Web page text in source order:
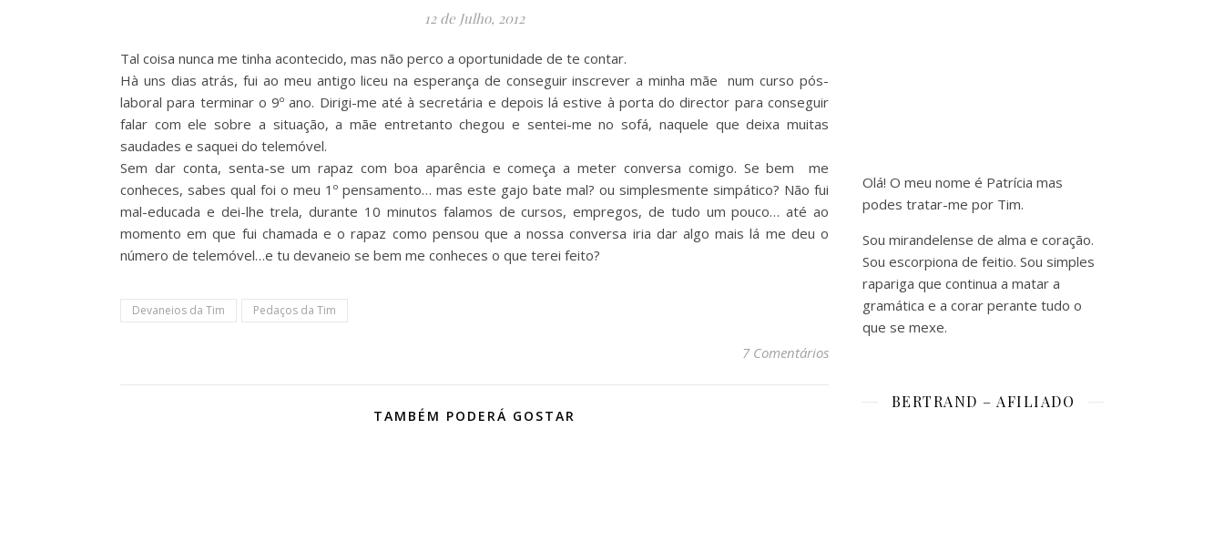
12 de Julho, 2012
Tal coisa nunca me tinha acontecido, mas não perco a oportunidade de te contar.
Hà uns dias atrás, fui ao meu antigo liceu na esperança de conseguir inscrever a minha mãe num curso pós-
laboral para terminar o 9º ano. Dirigi-me até à secretária e depois lá estive à porta do director para conseguir
falar com ele sobre a situação, a mãe entretanto chegou e sentei-me no sofá, naquele que deixa muitas
saudades e saquei do telemóvel.
Sem dar conta, senta-se um rapaz com boa aparência e começa a meter conversa comigo. Se bem me
conheces, sabes qual foi o meu 1º pensamento… mas este gajo bate mal? ou simplesmente simpático? Não fui
mal-educada e dei-lhe trela, durante 10 minutos falamos de cursos, empregos, de tudo um pouco… até ao
momento em que fui chamada e o rapaz como pensou que a nossa conversa iria dar algo mais lá me deu o
número de telemóvel…e tu devaneio se bem me conheces o que terei feito?
Devaneios da Tim Pedaços da Tim
7 Comentários
TAMBÉM PODERÁ GOSTAR
Olá! O meu nome é Patrícia mas
podes tratar-me por Tim.
Sou mirandelense de alma e coração.
Sou escorpiona de feitio. Sou simples
rapariga que continua a matar a
gramática e a corar perante tudo o
que se mexe.
BERTRAND – AFILIADO